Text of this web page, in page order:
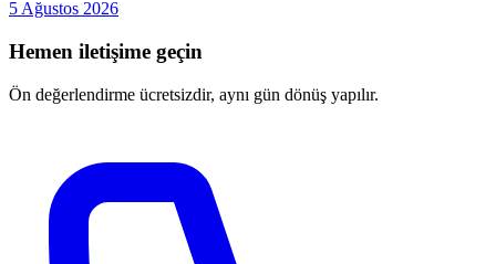
5 Ağustos 2026
Hemen iletişime geçin
Ön değerlendirme ücretsizdir, aynı gün dönüş yapılır.